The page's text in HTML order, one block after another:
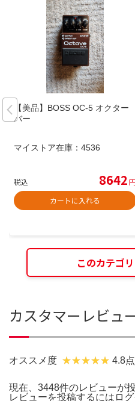
【美品】BOSS OC-5 オクター
バー
マイストア在庫： 4536
税込 8642
カートに入れる
このカテゴ
カスタマーレビュ
オススメ度 4.8点
現在、3448件のレビューが
レビューを投稿するには ロ